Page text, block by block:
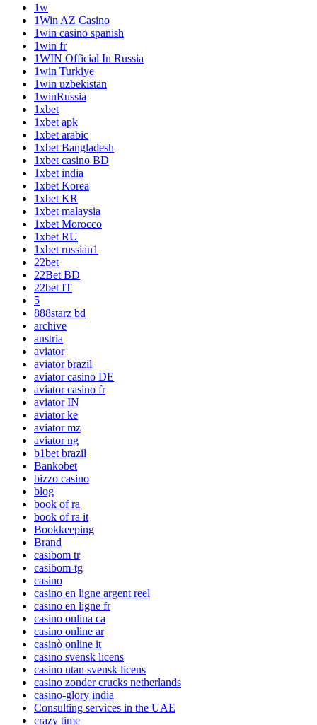
1w
1Win AZ Casino
1win casino spanish
1win fr
1WIN Official In Russia
1win Turkiye
1win uzbekistan
1winRussia
1xbet
1xbet apk
1xbet arabic
1xbet Bangladesh
1xbet casino BD
1xbet india
1xbet Korea
1xbet KR
1xbet malaysia
1xbet Morocco
1xbet RU
1xbet russian1
22bet
22Bet BD
22bet IT
5
888starz bd
archive
austria
aviator
aviator brazil
aviator casino DE
aviator casino fr
aviator IN
aviator ke
aviator mz
aviator ng
b1bet brazil
Bankobet
bizzo casino
blog
book of ra
book of ra it
Bookkeeping
Brand
casibom tr
casibom-tg
casino
casino en ligne argent reel
casino en ligne fr
casino onlina ca
casino online ar
casinò online it
casino svensk licens
casino utan svensk licens
casino zonder crucks netherlands
casino-glory india
Consulting services in the UAE
crazy time